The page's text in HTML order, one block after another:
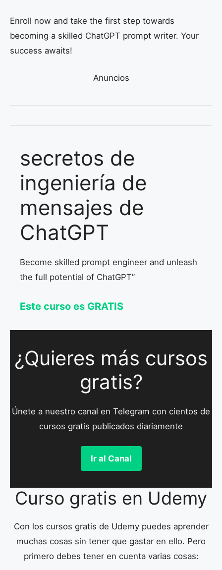
Enroll now and take the first step towards
becoming a skilled ChatGPT prompt writer. Your
success awaits!
Anuncios
secretos de
ingeniería de
mensajes de
ChatGPT
Become skilled prompt engineer and unleash
the full potential of ChatGPT”
Este curso es GRATIS
¿Quieres más cursos
gratis?
Únete a nuestro canal en Telegram con cientos de
cursos gratis publicados diariamente
Ir al Canal
Curso gratis en Udemy
Con los cursos gratis de Udemy puedes aprender
muchas cosas sin tener que gastar en ello. Pero
primero debes tener en cuenta varias cosas: